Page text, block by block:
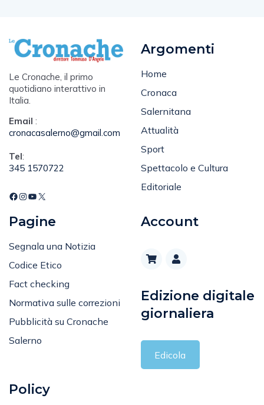
Le Cronache, il primo
quotidiano interattivo in
Italia.
cronacasalerno@gmail.com
345 1570722
Cronaca
Salernitana
Attualità
Sport
Spettacolo e Cultura
Editoriale
Codice Etico
Fact checking
Normativa sulle correzioni
Pubblicità su Cronache
Salerno
giornaliera
Edicola